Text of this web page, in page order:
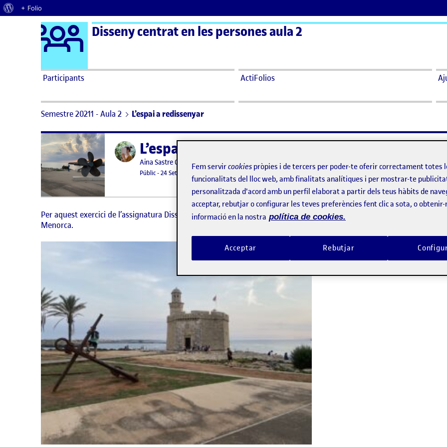
Quant al WordPress
+ Folio
Saltar al contingut Logo Ágora
Disseny centrat en les persones aula 2
Participants ActiFolios
Semestre 20211 - Aula 2 L’espai a redissenyar
Publicat perL’espai a redissenyar
Publicat per
Aina Sastre Camps
Visibilitat:
Públic-Data de publicació
24 Set. 2021 a L’espai a redissenyar
Per aquest exercici de l’assignatura Disseny Centrat en les Persones he escollit analitzar una plaça amb potencial,
Menorca.
Fem servircookies pròpies i de tercers per poder-te oferir correctament totes
funcionalitats del lloc web, amb finalitats analítiques i per mostrar-te
personalitzada d'acord amb un perfil elaborat a partir dels teus hàbits de
acceptar, rebutjar o configurar les teves preferències fent clic a sota, o obtenir-
informació en la nostra política de cookies.
Rebutjar
Acceptar